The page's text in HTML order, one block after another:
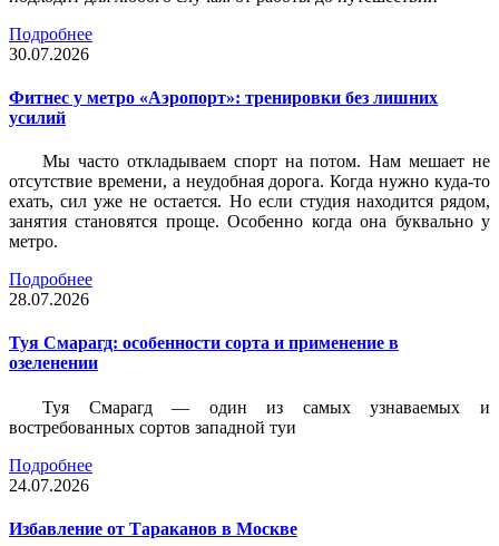
Подробнее
30.07.2026
Фитнес у метро «Аэропорт»: тренировки без лишних
усилий
Мы часто откладываем спорт на потом. Нам мешает не
отсутствие времени, а неудобная дорога. Когда нужно куда-то
ехать, сил уже не остается. Но если студия находится рядом,
занятия становятся проще. Особенно когда она буквально у
метро.
Подробнее
28.07.2026
Туя Смарагд: особенности сорта и применение в
озеленении
Туя Смарагд — один из самых узнаваемых и
востребованных сортов западной туи
Подробнее
24.07.2026
Избавление от Тараканов в Москве